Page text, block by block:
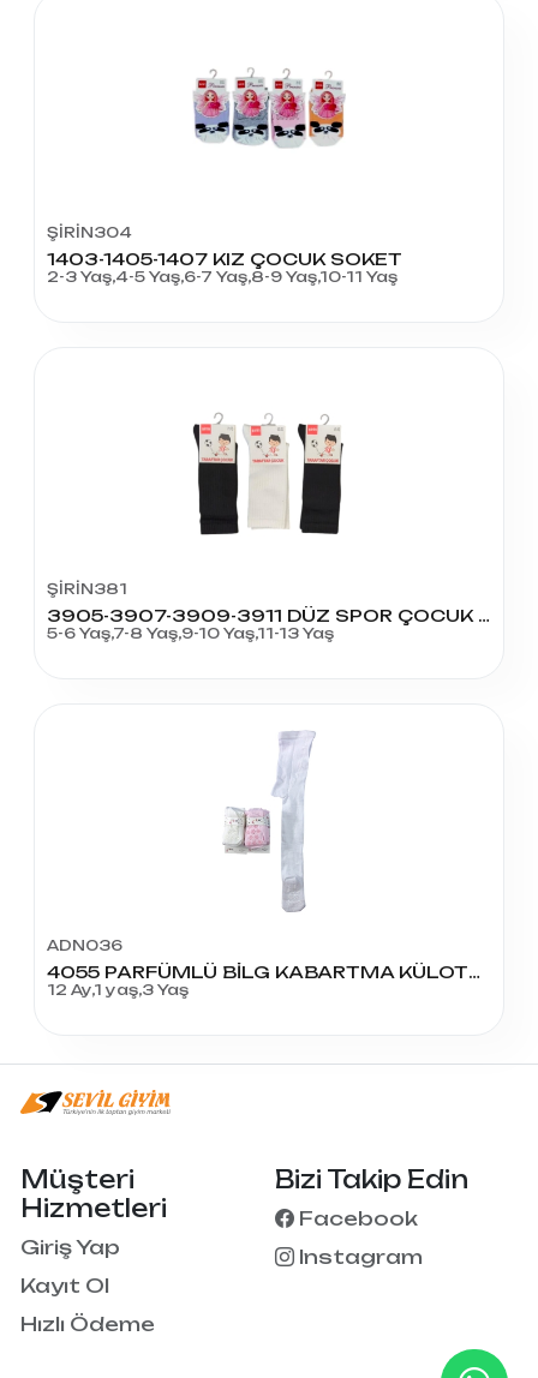
ŞİRİN304
1403-1405-1407 KIZ ÇOCUK SOKET
2-3 Yaş,4-5 Yaş,6-7 Yaş,8-9 Yaş,10-11 Yaş
ŞİRİN381
3905-3907-3909-3911 DÜZ SPOR ÇOCUK ÇORAP
5-6 Yaş,7-8 Yaş,9-10 Yaş,11-13 Yaş
ADN036
4055 PARFÜMLÜ BİLG KABARTMA KÜLOTLU ÇORAP
12 Ay,1 yaş,3 Yaş
Müşteri
Hizmetleri
Giriş Yap
Kayıt Ol
Hızlı Ödeme
Bizi Takip Edin
Facebook
Instagram